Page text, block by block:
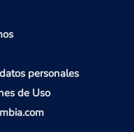
personales
de Uso